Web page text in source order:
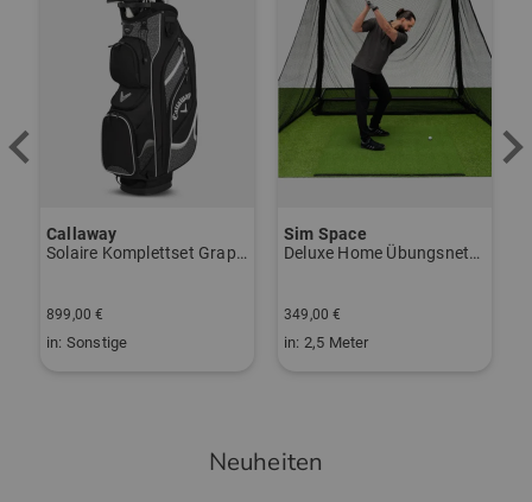
Callaway
Solaire Komplettset Graphit, Ladies
899,00 €
in: Sonstige
Sim Space
Deluxe Home Übungsnetz schwarz
349,00 €
in: 2,5 Meter
Neuheiten